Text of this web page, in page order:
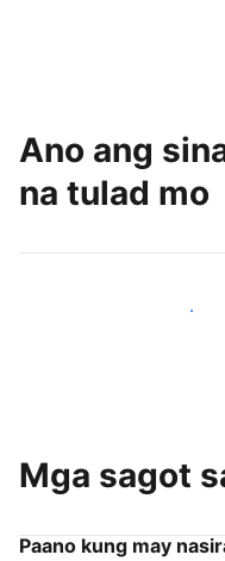
Ano ang
na tulad mo
Sumama sa mga
Mga sagot
Paano kung may